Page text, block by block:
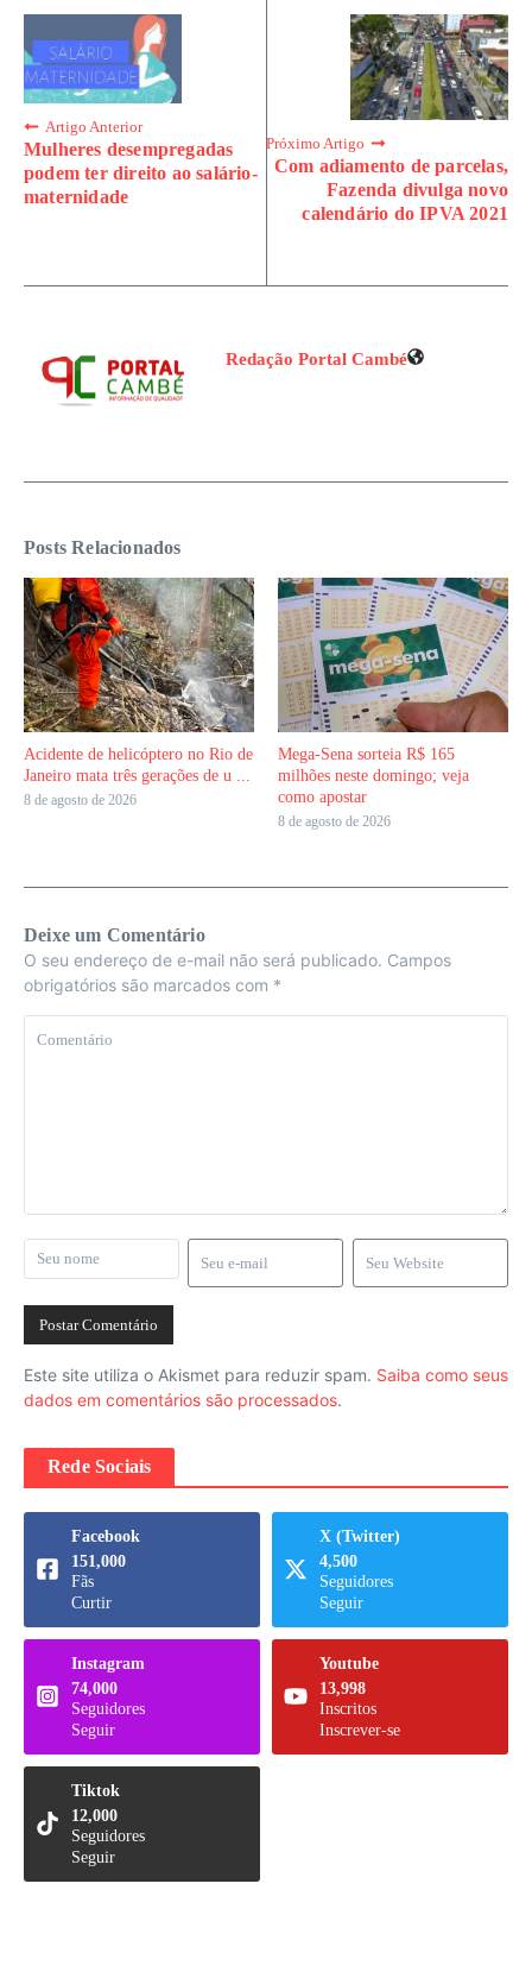
Artigo Anterior
Mulheres desempregadas
podem ter direito ao salário-
maternidade
Próximo Artigo
Com adiamento de parcelas,
Fazenda divulga novo
calendário do IPVA 2021
Redação Portal Cambé
Posts Relacionados
Acidente de helicóptero no Rio de
Janeiro mata três gerações de u ...
8 de agosto de 2026
Mega-Sena sorteia R$ 165
milhões neste domingo; veja
como apostar
8 de agosto de 2026
Deixe um Comentário
O seu endereço de e-mail não será publicado. Campos
obrigatórios são marcados com *
Este site utiliza o Akismet para reduzir spam. Saiba como seus
dados em comentários são processados.
Rede Sociais
Facebook
151,000
Fãs
Curtir
X (Twitter)
4,500
Seguidores
Seguir
Instagram
74,000
Seguidores
Seguir
Youtube
13,998
Inscritos
Inscrever-se
Tiktok
12,000
Seguidores
Seguir